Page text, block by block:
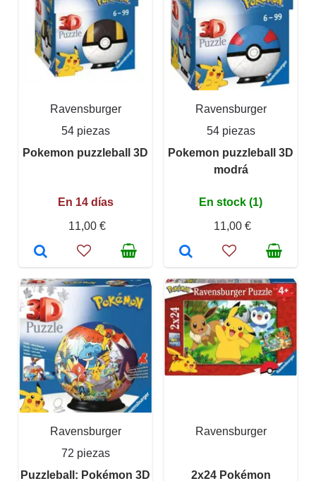
Ravensburger
54 piezas
Pokemon puzzleball 3D
En 14 días
11,00 €
Ravensburger
54 piezas
Pokemon puzzleball 3D
modrá
En stock (1)
11,00 €
Ravensburger
72 piezas
Puzzleball: Pokémon 3D
Ravensburger
2x24 Pokémon